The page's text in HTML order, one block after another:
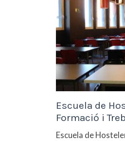
Escuela de
Formació i
Escuela de